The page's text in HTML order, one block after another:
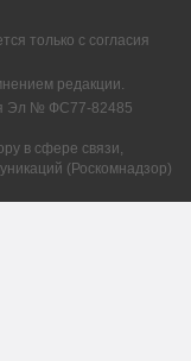
только с согласия
редакции.
Эл № ФС77-82485
в сфере связи,
(Роскомнадзор)